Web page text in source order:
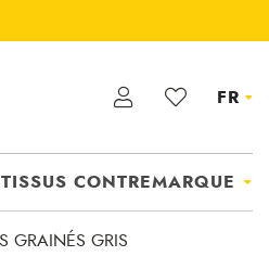
FR
TISSUS CONTREMARQUE
GRAINÉS GRIS